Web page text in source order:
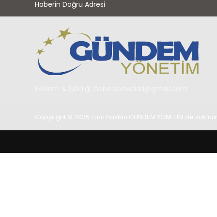
Haberin Doğru Adresi
Copyright © 2025 Tüm hakları GÜNDEM YÖNETİM de saklıdır.